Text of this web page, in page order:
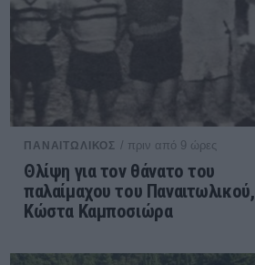
ΠΑΝΑΙΤΩΛΙΚΟΣ / πριν από 9 ώρες
Θλίψη για τον θάνατο του
παλαίμαχου του Παναιτωλικού,
Κώστα Καμποσιώρα